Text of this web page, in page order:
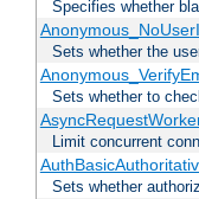
Specifies whether
Sets whether the
Sets whether to
Limit concurrent
Sets whether